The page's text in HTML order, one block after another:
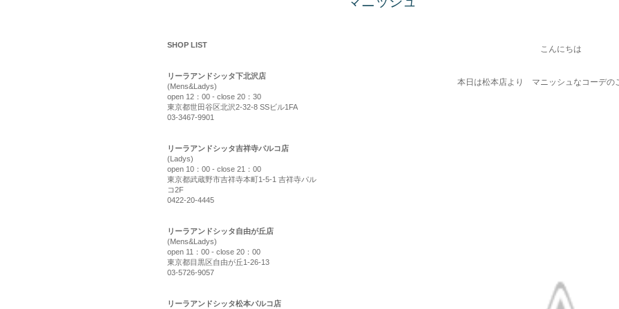
こんにちは
本日は松本店より マニッシュなコーデの
SHOP LIST
リーラアンドシッタ下北沢店
(Mens&Ladys)
open 12：00 - close 20：30
東京都世田谷区北沢2-32-8 SSビル1FA
03-3467-9901
リーラアンドシッタ吉祥寺パルコ店
(Ladys)
open 10：00 - close 21：00
東京都武蔵野市吉祥寺本町1-5-1 吉祥寺パル
コ2F
0422-20-4445
リーラアンドシッタ自由が丘店
(Mens&Ladys)
open 11：00 - close 20：00
東京都目黒区自由が丘1-26-13
03-5726-9057
リーラアンドシッタ松本パルコ店